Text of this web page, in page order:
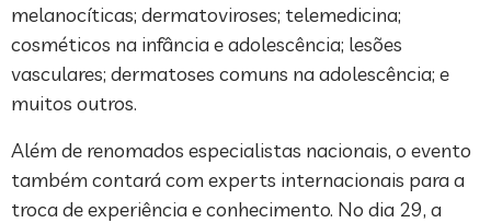
melanocíticas; dermatoviroses; telemedicina;
cosméticos na infância e adolescência; lesões
vasculares; dermatoses comuns na adolescência; e
muitos outros.
Além de renomados especialistas nacionais, o evento
também contará com experts internacionais para a
troca de experiência e conhecimento. No dia 29, a